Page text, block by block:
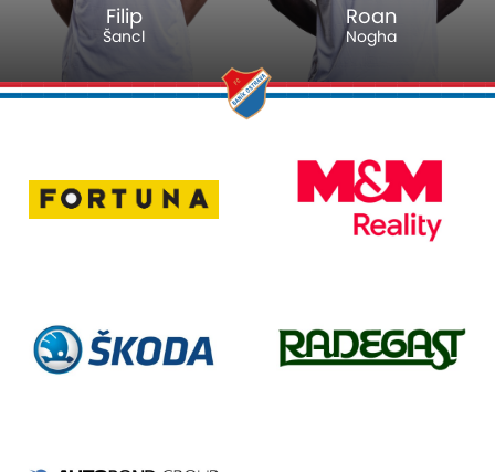
Filip
Šancl
Roan
Nogha